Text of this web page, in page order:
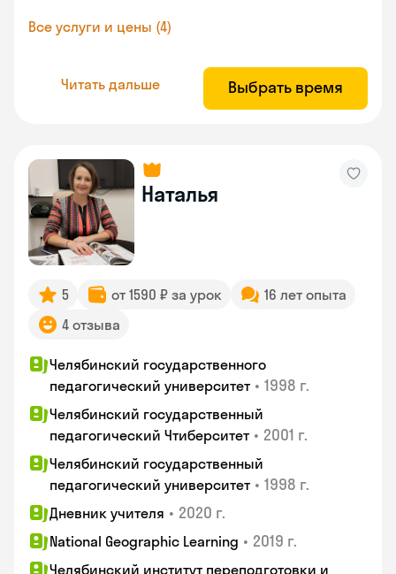
Все услуги и цены (4)
Читать дальше Выбрать время
Наталья
5 от 1590 ₽ за урок
16 лет опыта
4 отзыва
Челябинский государственного
педагогический университет • 1998 г.
Челябинский государственный
педагогический Чтиберситет • 2001 г.
Челябинский государственный
педагогический университет • 1998 г.
Дневник учителя • 2020 г.
National Geographic Learning • 2019 г.
Челябинский институт переподготовки и